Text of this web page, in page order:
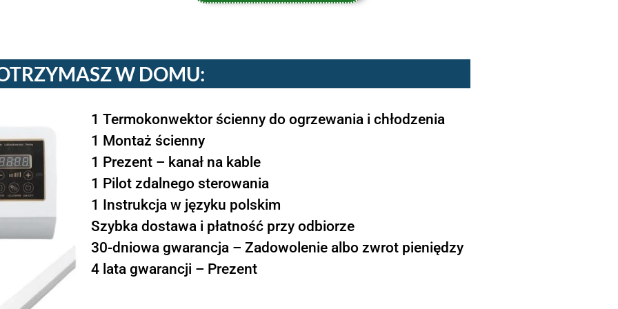
W DOMU:
1 Termokonwektor ścienny do ogrzewania i chłodzenia
1 Montaż ścienny
1 Prezent – kanał na kable
1 Pilot zdalnego sterowania
1 Instrukcja w języku polskim
Szybka dostawa i płatność przy odbiorze
30-dniowa gwarancja – Zadowolenie albo zwrot pieniędzy
4 lata gwarancji – Prezent